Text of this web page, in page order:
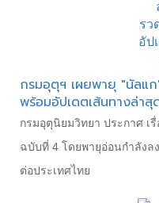
กรมอุตุฯ เผยพายุ "นัลแ
พร้อมอัปเดตเส้นทางล่าสุ
กรมอุตุนิยมวิทยา ประกาศ เ
ฉบับที่ 4 โดยพายุอ่อนกำลังล
ต่อประเทศไทย